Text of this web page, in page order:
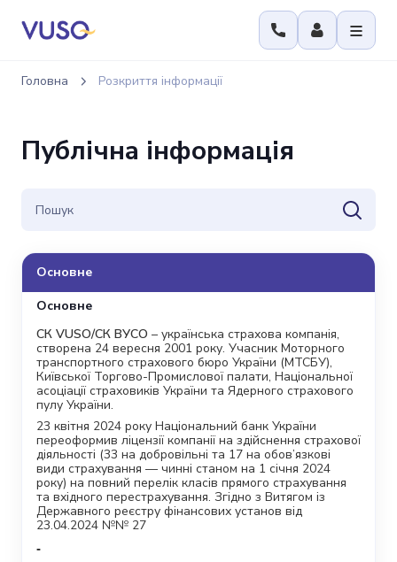
Головна Розкриття інформації
Публічна інформація
Основне
Основне
СК VUSO/СК ВУСО – українська страхова компанія,
створена 24 вересня 2001 року. Учасник Моторного
транспортного страхового бюро України (МТСБУ),
Київської Торгово-Промислової палати, Національної
асоціації страховиків України та Ядерного страхового
пулу України.
23 квітня 2024 року Національний банк України
переоформив ліцензії компанії на здійснення страхової
діяльності (33 на добровільні та 17 на обов’язкові
види страхування — чинні станом на 1 січня 2024
року) на повний перелік класів прямого страхування
та вхідного перестрахування. Згідно з Витягом із
Державного реєстру фінансових установ від
23.04.2024 №№ 27
-